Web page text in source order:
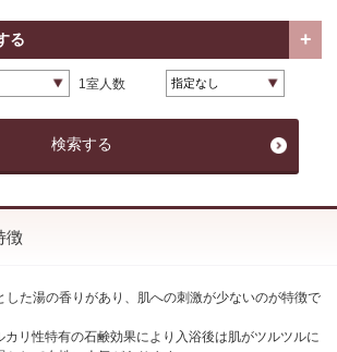
る
1室人数
徴
した湯の香りがあり、肌への刺激が少ないのが特徴で
リ性特有の石鹸効果により入浴後は肌がツルツルに